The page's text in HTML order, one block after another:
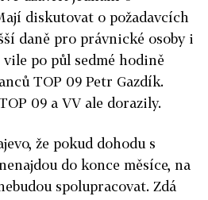
diskutovat o požadavcích
daně pro právnické osoby i
po půl sedmé hodině
TOP 09 Petr Gazdík.
09 a VV ale dorazily.
že pokud dohodu s
do konce měsíce, na
spolupracovat. Zdá